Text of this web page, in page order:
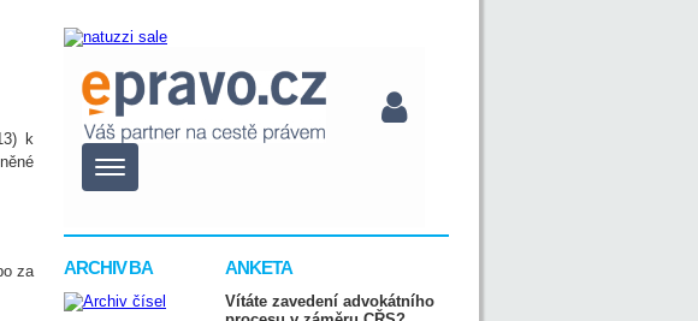
ARCHIV BA ANKETA
Vítáte zavedení advokátního
k
za